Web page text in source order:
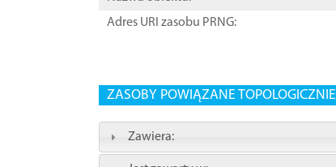
Adres URI zasobu PRNG:
ZASOBY POWIĄZANE TOPOLOGICZNIE
Zawiera: